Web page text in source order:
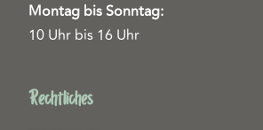
Montag bis Sonntag:
10 Uhr bis 16 Uhr
Rechtliches